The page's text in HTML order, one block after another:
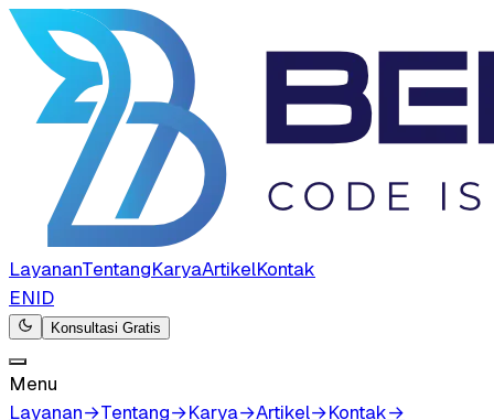
LayananTentangKaryaArtikelKontak
ENID
Konsultasi Gratis
Menu
Layanan→Tentang→Karya→Artikel→Kontak→